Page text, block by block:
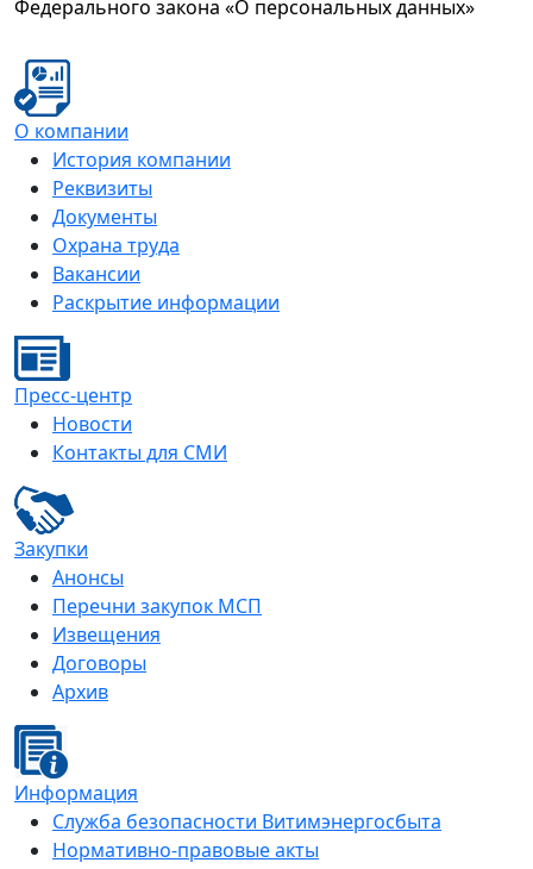
Федерального закона «О персональных данных»
О компании
История компании
Реквизиты
Документы
Охрана труда
Вакансии
Раскрытие информации
Пресс-центр
Новости
Контакты для СМИ
Закупки
Анонсы
Перечни закупок МСП
Извещения
Договоры
Архив
Информация
Служба безопасности Витимэнергосбыта
Нормативно-правовые акты